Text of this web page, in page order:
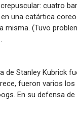
cuatro
una catártica
misma. (Tuvo
de Stanley Kubrick
fueron varios
En su defensa de